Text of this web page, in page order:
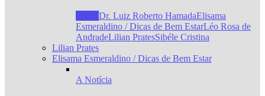
Dr. Luiz Roberto HamadaElisama
Esmeraldino / Dicas de Bem EstarLéo Rosa de
AndradeLilian PratesSibéle Cristina
Lilian Prates
Elisama Esmeraldino / Dicas de Bem Estar
A Notícia